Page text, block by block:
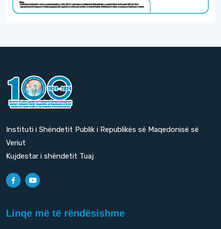
Instituti i Shëndetit Publik i Republikës së Maqedonisë së
Veriut
Kujdestar i shëndetit Tuaj
Linqe më të rëndësishme